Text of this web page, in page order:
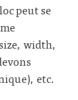
peut se
width,
etc.